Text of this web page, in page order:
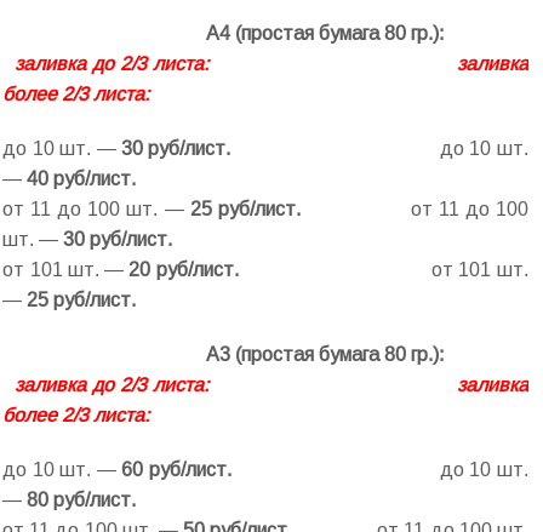
А4 (простая бумага 80 гр.):
заливка до 2/3 листа:
заливка
более 2/3 листа:
до 10 шт. — 30 руб/лист.
до 10 шт.
— 40 руб/лист.
от 11 до 100 шт. —25руб/лист.
от 11 до 100
шт. —30 руб/лист.
от 101 шт. —20 руб/лист.от 101 шт.
— 25 руб/лист.
А3 (простая бумага 80 гр.):
заливка до 2/3 листа:
заливка
более 2/3 листа:
до 10 шт. —60 руб/лист.
до 10 шт.
— 80 руб/лист.